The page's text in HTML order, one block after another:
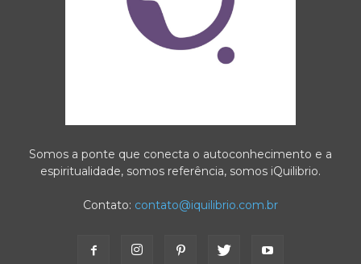
Somos a ponte que conecta o autoconhecimento e a
espiritualidade, somos referência, somos iQuilibrio.
Contato: contato@iquilibrio.com.br